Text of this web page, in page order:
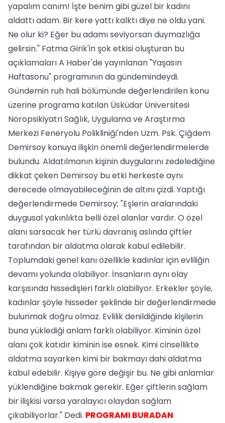
yapalım canım! İşte benim gibi güzel bir kadını
aldattı adam. Bir kere yattı kalktı diye ne oldu yani.
Ne olur ki? Eğer bu adamı seviyorsan duymazlığa
gelirsin." Fatma Girik'in şok etkisi oluşturan bu
açıklamaları A Haber'de yayınlanan "Yaşasın
Haftasonu" programının da gündemindeydi.
Gündemin ruh hali bölümünde değerlendirilen konu
üzerine programa katılan Üsküdar Üniversitesi
Nöropsikiyatri Sağlık, Uygulama ve Araştırma
Merkezi Feneryolu Polikliniği'nden Uzm. Psk. Çiğdem
Demirsoy konuya ilişkin önemli değerlendirmelerde
bulundu. Aldatılmanın kişinin duygularını zedelediğine
dikkat çeken Demirsoy bu etki herkeste aynı
derecede olmayabileceğinin de altını çizdi. Yaptığı
değerlendirmede Demirsoy; "Eşlerin aralarındaki
duygusal yakınlıkta belli özel alanlar vardır. O özel
alanı sarsacak her türlü davranış aslında çiftler
tarafından bir aldatma olarak kabul edilebilir.
Toplumdaki genel kanı özellikle kadınlar için evliliğin
devamı yolunda olabiliyor. İnsanların aynı olay
karşısında hissedişleri farklı olabiliyor. Erkekler şöyle,
kadınlar şöyle hisseder şeklinde bir değerlendirmede
bulunmak doğru olmaz. Evlilik denildiğinde kişilerin
buna yüklediği anlam farklı olabiliyor. Kiminin özel
alanı çok katıdır kiminin ise esnek. Kimi cinsellikte
aldatma sayarken kimi bir bakmayı dahi aldatma
kabul edebilir. Kişiye göre değişir bu. Ne gibi anlamlar
yüklendiğine bakmak gerekir. Eğer çiftlerin sağlam
bir ilişkisi varsa yaralayıcı olaydan sağlam
çıkabiliyorlar." Dedi. PROGRAMI BURADAN